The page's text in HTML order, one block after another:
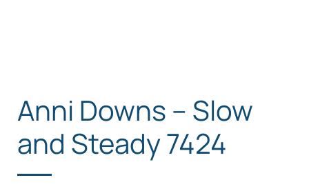
Anni Downs – Slow
and Steady 7424